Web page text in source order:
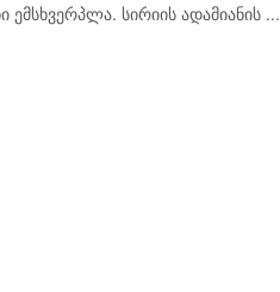
სირიის ადამიანის ...